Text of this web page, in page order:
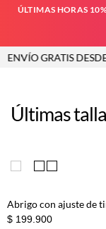
ÚLTIMAS HORAS
ENVÍO GRATIS
Últimas
$ 199.900